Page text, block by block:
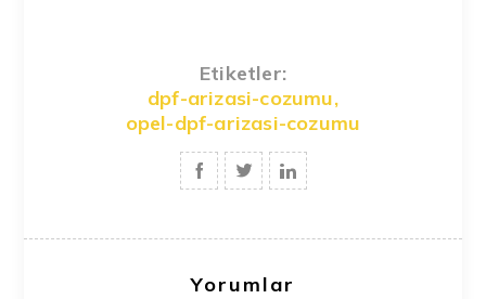
Etiketler:
dpf-arizasi-cozumu,
opel-dpf-arizasi-cozumu
Yorumlar